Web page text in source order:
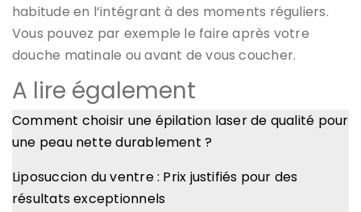
habitude en l’intégrant à des moments réguliers.
Vous pouvez par exemple le faire après votre
douche matinale ou avant de vous coucher.
A lire également
Comment choisir une épilation laser de qualité pour
une peau nette durablement ?
Liposuccion du ventre : Prix justifiés pour des
résultats exceptionnels